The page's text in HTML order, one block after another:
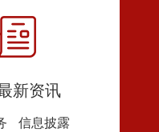
新资讯
信息披露